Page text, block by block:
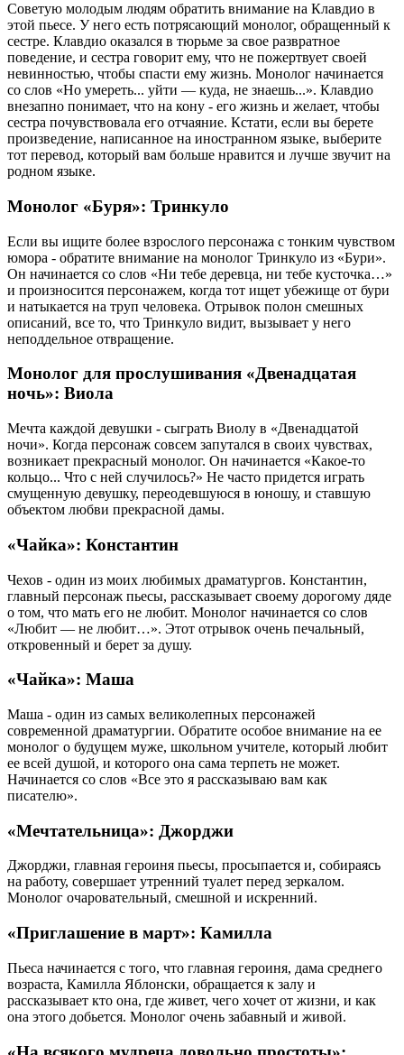
Советую молодым людям обратить внимание на Клавдио в
этой пьесе. У него есть потрясающий монолог, обращенный к
сестре. Клавдио оказался в тюрьме за свое развратное
поведение, и сестра говорит ему, что не пожертвует своей
невинностью, чтобы спасти ему жизнь. Монолог начинается
со слов «Но умереть... уйти — куда, не знаешь...». Клавдио
внезапно понимает, что на кону - его жизнь и желает, чтобы
сестра почувствовала его отчаяние. Кстати, если вы берете
произведение, написанное на иностранном языке, выберите
тот перевод, который вам больше нравится и лучше звучит на
родном языке.
Монолог «Буря»: Тринкуло
Если вы ищите более взрослого персонажа с тонким чувством
юмора - обратите внимание на монолог Тринкуло из «Бури».
Он начинается со слов «Ни тебе деревца, ни тебе кусточка…»
и произносится персонажем, когда тот ищет убежище от бури
и натыкается на труп человека. Отрывок полон смешных
описаний, все то, что Тринкуло видит, вызывает у него
неподдельное отвращение.
Монолог для прослушивания «Двенадцатая
ночь»: Виола
Мечта каждой девушки - сыграть Виолу в «Двенадцатой
ночи». Когда персонаж совсем запутался в своих чувствах,
возникает прекрасный монолог. Он начинается «Какое-то
кольцо... Что с ней случилось?» Не часто придется играть
смущенную девушку, переодевшуюся в юношу, и ставшую
объектом любви прекрасной дамы.
«Чайка»: Константин
Чехов - один из моих любимых драматургов. Константин,
главный персонаж пьесы, рассказывает своему дорогому дяде
о том, что мать его не любит. Монолог начинается со слов
«Любит — не любит…». Этот отрывок очень печальный,
откровенный и берет за душу.
«Чайка»: Маша
Маша - один из самых великолепных персонажей
современной драматургии. Обратите особое внимание на ее
монолог о будущем муже, школьном учителе, который любит
ее всей душой, и которого она сама терпеть не может.
Начинается со слов «Все это я рассказываю вам как
писателю».
«Мечтательница»: Джорджи
Джорджи, главная героиня пьесы, просыпается и, собираясь
на работу, совершает утренний туалет перед зеркалом.
Монолог очаровательный, смешной и искренний.
«Приглашение в март»: Камилла
Пьеса начинается с того, что главная героиня, дама среднего
возраста, Камилла Яблонски, обращается к залу и
рассказывает кто она, где живет, чего хочет от жизни, и как
она этого добьется. Монолог очень забавный и живой.